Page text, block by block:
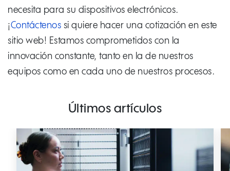
necesita para su dispositivos electrónicos.
¡Contáctenos si quiere hacer una cotización en este
sitio web! Estamos comprometidos con la
innovación constante, tanto en la de nuestros
equipos como en cada uno de nuestros procesos.
Últimos artículos